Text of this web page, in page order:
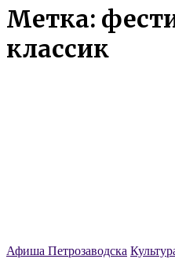
Метка:
классик
Афиша Петрозаводска